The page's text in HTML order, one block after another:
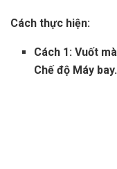
Cách thực hiện:
Cách 1: Vuốt
Chế độ Máy bay.